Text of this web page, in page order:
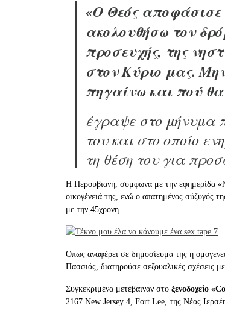
«Ο Θεός
ακολουθήσω τον
προσευχής, της
στον Κύριο μας.
πηγαίνω και πού
έγραψε στο μήνυμα
του και στο οποίο
τη θέση του για
Η Περουβιανή, σύμφωνα με την εφημερίδα
οικογένειά της, ενώ ο απατημένος σύζυγός
με την 45χρονη.
Όπως αναφέρει σε δημοσίευμά της η
Πασσιάς, διατηρούσε σεξουαλικές σχέσεις
Συγκεκριμένα μετέβαιναν στο ξενοδοχείο
2167 New Jersey 4, Fort Lee, της Νέας